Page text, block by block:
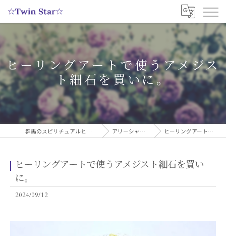
ヒーリングアートで使うアメジス
ト細石を買いに。
群馬のスピリチュアルヒーリングサロンなら実績多数の☆Twin Star☆ アリーシャのスピリチュアルブログ ヒーリングアートで使うアメジスト細石を買いに。
ヒーリングアートで使うアメジスト細石を買い
に。
2024/09/12